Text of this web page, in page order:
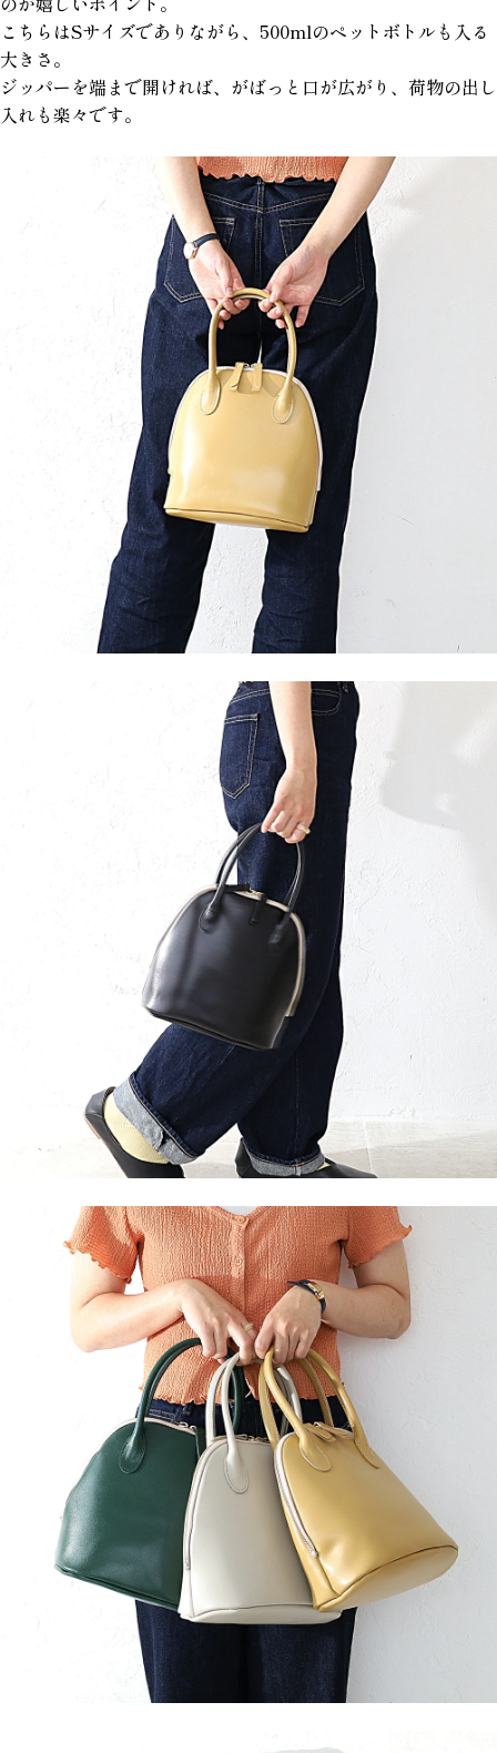
こちらはSサイズでありながら、500mlのペットボトルも入る
大きさ。
ジッパーを端まで開ければ、がばっと口が広がり、荷物の出し
入れも楽々です。